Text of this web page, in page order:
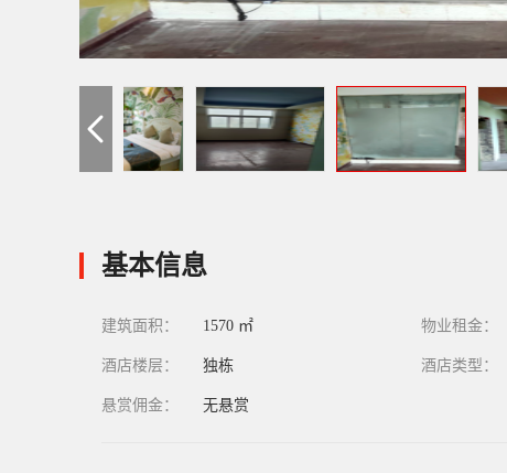
基本信息
建筑面积： 1570 ㎡ 物业租金：
酒店楼层： 独栋 酒店类型：
悬赏佣金： 无悬赏